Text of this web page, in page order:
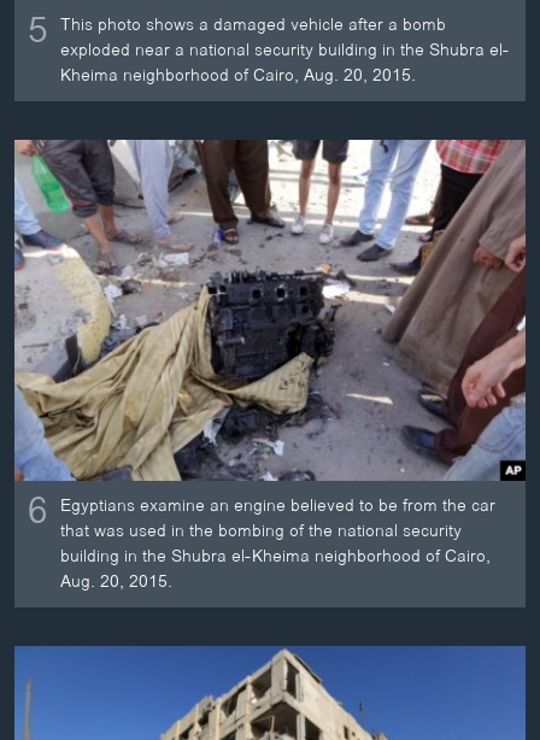
ພາສາຕ່າງໆ
5 This photo shows a damaged vehicle after a bomb
exploded near a national security building in the Shubra el-
Kheima neighborhood of Cairo, Aug. 20, 2015.
6 Egyptians examine an engine believed to be from the car
that was used in the bombing of the national security
building in the Shubra el-Kheima neighborhood of Cairo,
Aug. 20, 2015.